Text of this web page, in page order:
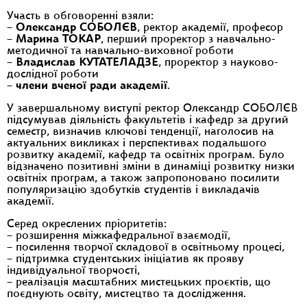
Участь в обговоренні взяли:
– Олександр СОБОЛЄВ, ректор академії, професор
– Марина ТОКАР, перший проректор з навчально-
методичної та навчально-виховної роботи
– Владислав КУТАТЕЛАДЗЕ, проректор з науково-
дослідної роботи
– члени вченої ради академії.
У завершальному виступі ректор Олександр СОБОЛЄВ
підсумував діяльність факультетів і кафедр за другий
семестр, визначив ключові тенденції, наголосив на
актуальних викликах і перспективах подальшого
розвитку академії, кафедр та освітніх програм. Було
відзначено позитивні зміни в динаміці розвитку низки
освітніх програм, а також запропоновано посилити
популяризацію здобутків студентів і викладачів
академії.
Серед окреслених пріоритетів:
– розширення міжкафедральної взаємодії,
– посилення творчої складової в освітньому процесі,
– підтримка студентських ініціатив як прояву
індивідуальної творчості,
– реалізація масштабних мистецьких проєктів, що
поєднують освіту, мистецтво та дослідження.